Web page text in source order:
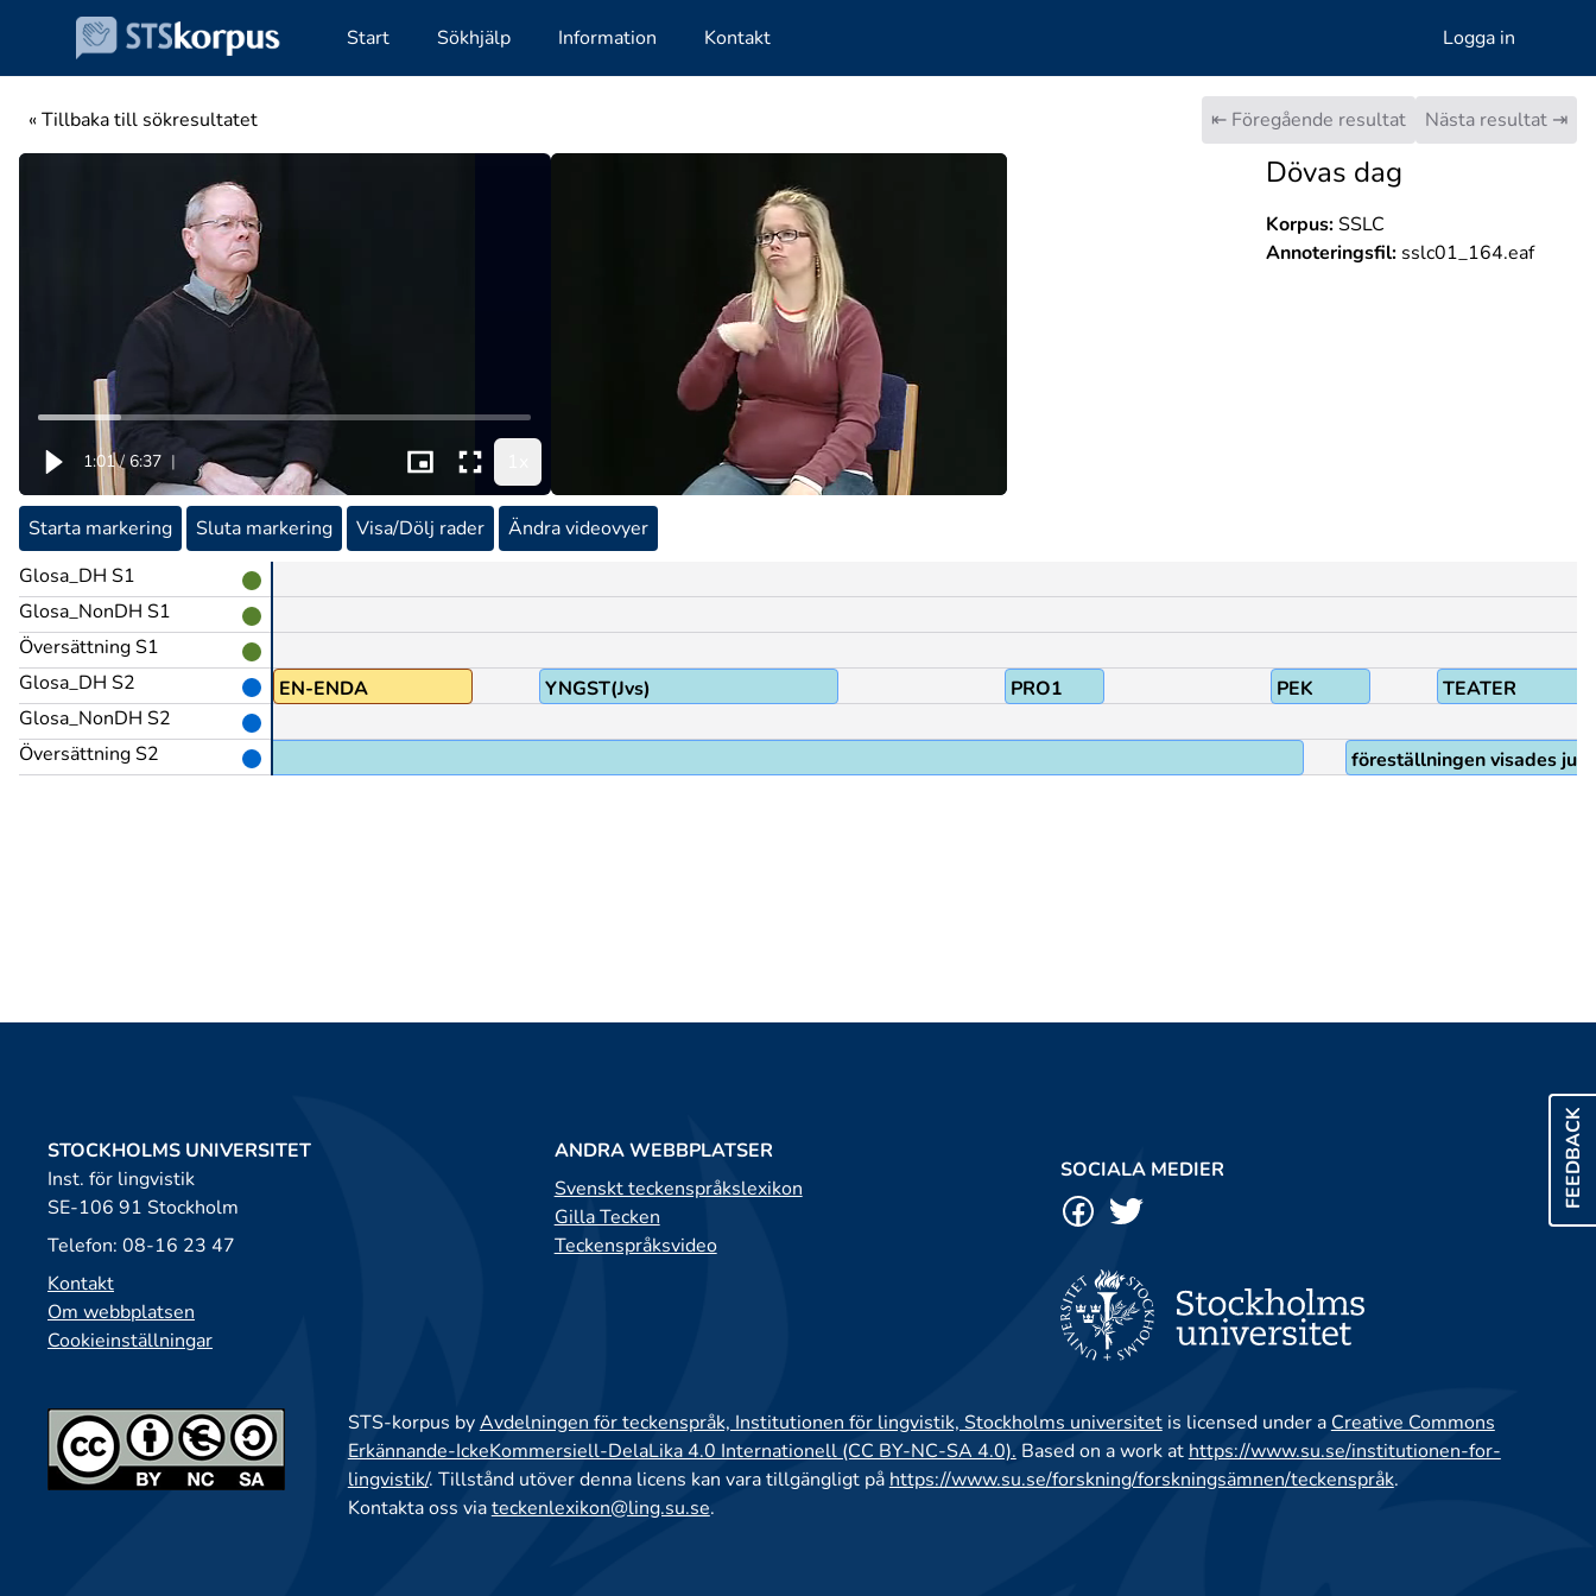
Start Sökhjälp Information Kontakt Logga in
« Tillbaka till sökresultatet ⇤ Föregående resultat Nästa resultat ⇥
1:01 / 6:37 |
Dövas dag
Korpus:SSLC
Annoteringsfil:sslc01_164.eaf
Starta markering Sluta markering Visa/Dölj rader
Ändra videovyer
Glosa_DH S1
Glosa_NonDH S1
Översättning S1
Glosa_DH S2
Glosa_NonDH S2
Översättning S2
PRO1 EN-ENDA YNGST(Jvs) PRO1 PEK TEATER
föreställningen visades ju
FEEDBACK
STOCKHOLMS UNIVERSITET
Inst. för lingvistik
SE-106 91 Stockholm
Telefon: 08-16 23 47
Kontakt
Om webbplatsen
Cookieinställningar
ANDRA WEBBPLATSER
Svenskt teckenspråkslexikon
Gilla Tecken
Teckenspråksvideo
SOCIALA MEDIER
STS-korpus byAvdelningen för teckenspråk, Institutionen för lingvistik, Stockholms universitetis licensed under a Creative Commons
Erkännande-IckeKommersiell-DelaLika 4.0 Internationell (CC BY-NC-SA 4.0). Based on a work at https://www.su.se/institutionen-for-
lingvistik/. Tillstånd utöver denna licens kan vara tillgängligt på https://www.su.se/forskning/forskningsämnen/teckenspråk.
Kontakta oss viateckenlexikon@ling.su.se.